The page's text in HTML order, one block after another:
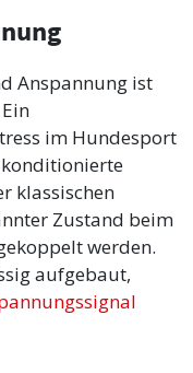
Anspannung ist
im Hundesport
konditionierte
klassischen
Zustand beim
werden.
aufgebaut,